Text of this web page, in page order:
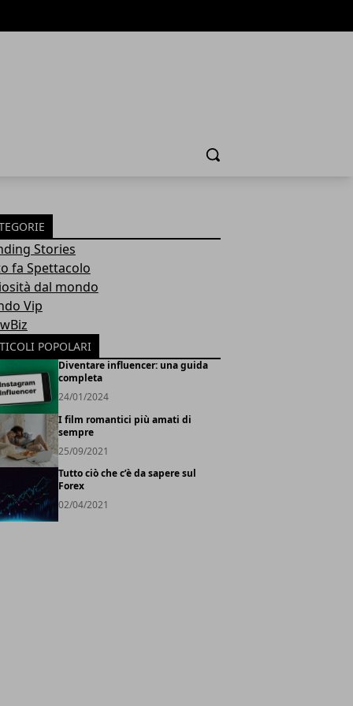
Cerca
Stories
fa Spettacolo
dal mondo
Vip
POPOLARI
Diventare influencer: una guida
completa
24/01/2024
I film romantici più amati di
sempre
25/09/2021
Tutto ciò che c’è da sapere sul
Forex
02/04/2021